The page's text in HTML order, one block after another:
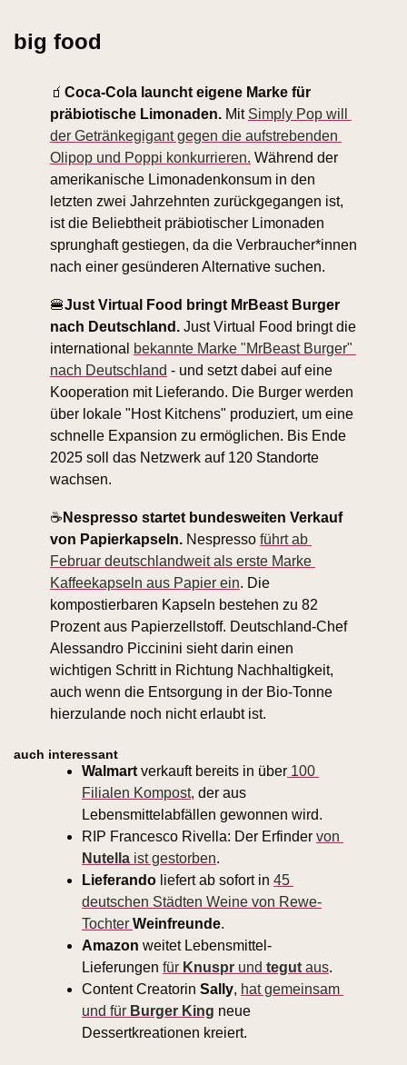
big food
🧃 Coca-Cola launcht eigene Marke für
präbiotische Limonaden. Mit Simply Pop will
der Getränkegigant gegen die aufstrebenden
Olipop und Poppi konkurrieren. Während der
amerikanische Limonadenkonsum in den
letzten zwei Jahrzehnten zurückgegangen ist,
ist die Beliebtheit präbiotischer Limonaden
sprunghaft gestiegen, da die Verbraucher*innen
nach einer gesünderen Alternative suchen.
🍔Just Virtual Food bringt MrBeast Burger
nach Deutschland. Just Virtual Food bringt die
international bekannte Marke "MrBeast Burger"
nach Deutschland - und setzt dabei auf eine
Kooperation mit Lieferando. Die Burger werden
über lokale "Host Kitchens" produziert, um eine
schnelle Expansion zu ermöglichen. Bis Ende
2025 soll das Netzwerk auf 120 Standorte
wachsen.
☕ Nespresso startet bundesweiten Verkauf
von Papierkapseln. Nespresso führt ab
Februar deutschlandweit als erste Marke
Kaffeekapseln aus Papier ein. Die
kompostierbaren Kapseln bestehen zu 82
Prozent aus Papierzellstoff. Deutschland-Chef
Alessandro Piccinini sieht darin einen
wichtigen Schritt in Richtung Nachhaltigkeit,
auch wenn die Entsorgung in der Bio-Tonne
hierzulande noch nicht erlaubt ist.
auch interessant
Walmart verkauft bereits in über 100
Filialen Kompost, der aus
Lebensmittelabfällen gewonnen wird.
RIP Francesco Rivella: Der Erfinder
Nutella ist gestorben.
Lieferando liefert ab sofort in 45
deutschen Städten Weine von Rewe-
Tochter Weinfreunde.
Amazon weitet Lebensmittel-
Lieferungen für Knuspr und tegut aus.
Content Creatorin Sally, hat gemeinsam
und für Burger King neue
Dessertkreationen kreiert.